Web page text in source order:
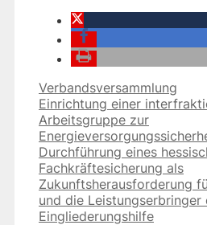
Kategorien
Verbandsversammlung
Einrichtung einer
Arbeitsgruppe zur
Durchführung eines
Fachkräftesicherung als
Zukunftsherausforderung
und die Leistungserbringer
Eingliederungshilfe